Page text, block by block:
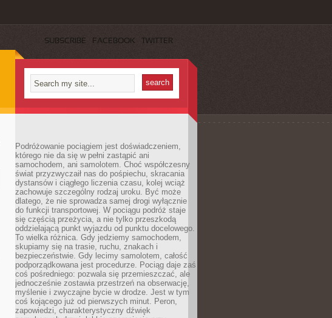
SUBSCRIBE FACEBOOK TWITTER
Podróżowanie pociągiem jest doświadczeniem,
którego nie da się w pełni zastąpić ani
samochodem, ani samolotem. Choć współczesny
świat przyzwyczaił nas do pośpiechu, skracania
dystansów i ciągłego liczenia czasu, kolej wciąż
zachowuje szczególny rodzaj uroku. Być może
dlatego, że nie sprowadza samej drogi wyłącznie
do funkcji transportowej. W pociągu podróż staje
się częścią przeżycia, a nie tylko przeszkodą
oddzielającą punkt wyjazdu od punktu docelowego.
To wielka różnica. Gdy jedziemy samochodem,
skupiamy się na trasie, ruchu, znakach i
bezpieczeństwie. Gdy lecimy samolotem, całość
podporządkowana jest procedurze. Pociąg daje zaś
coś pośredniego: pozwala się przemieszczać, ale
jednocześnie zostawia przestrzeń na obserwację,
myślenie i zwyczajne bycie w drodze. Jest w tym
coś kojącego już od pierwszych minut. Peron,
zapowiedzi, charakterystyczny dźwięk